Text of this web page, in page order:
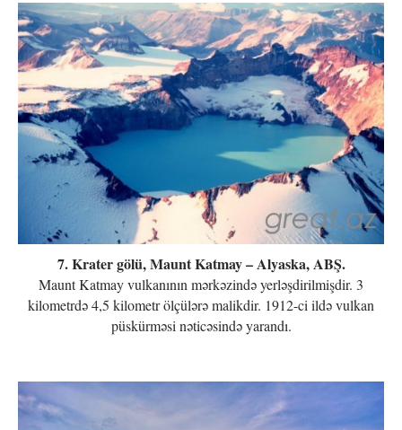
7. Krater gölü, Maunt Katmay – Alyaska, ABŞ.
Maunt Katmay vulkanının mərkəzində yerləşdirilmişdir. 3
kilometrdə 4,5 kilometr ölçülərə malikdir. 1912-ci ildə vulkan
püskürməsi nəticəsində yarandı.